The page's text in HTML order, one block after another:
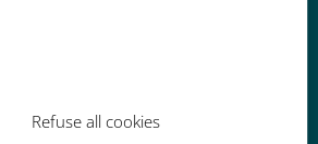
Refuse all cookies